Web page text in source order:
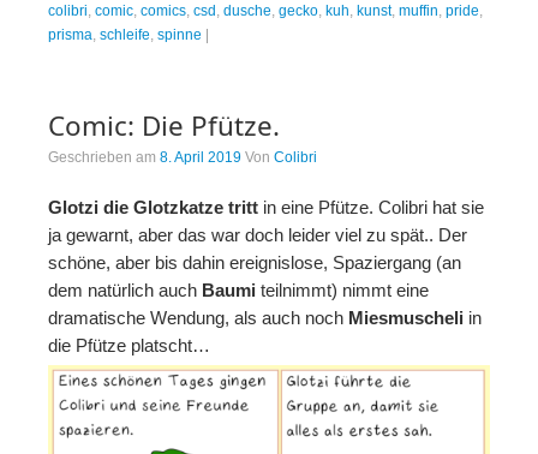
colibri, comic, comics, csd , dusche, gecko, kuh, kunst, muffin, pride,
prisma, schleife, spinne
Comic: Die Pfütze.
Geschrieben am 8. April 2019 Von Colibri
Glotzi die Glotzkatze tritt in eine Pfütze. Colibri hat sie
ja gewarnt, aber das war doch leider viel zu spät.. Der
schöne, aber bis dahin ereignislose, Spaziergang (an
dem natürlich auch Baumi teilnimmt) nimmt eine
dramatische Wendung, als auch noch Miesmuscheli in
die Pfütze platscht…